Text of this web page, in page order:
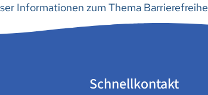
Informationen zum Thema
Schnellkontakt